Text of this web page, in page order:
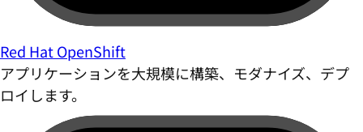
Red Hat OpenShift
アプリケーションを大規模に構築、モダナイズ、デプ
ロイします。